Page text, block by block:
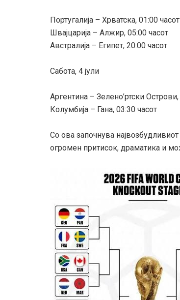
Португалија – Хрватска, 01:00 часот
Швајцарија – Алжир, 05:00 часот
Австралија – Египет, 20:00 часот
Сабота, 4 јули
Аргентина – Зелено’ртски
Колумбија – Гана, 03:30 часот
Со ова започнува
огромен притисок, драматика и